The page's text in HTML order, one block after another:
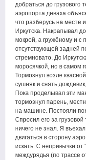
добраться до грузового
аэропорта деваха
что разберусь на месте
Иркутска. Накрапывал
мокрой, а гружёному и с
отсутствующей задней
стремновато. До
моросячкой, но в самом
Тормознул возле
сушняк и снять
Пока проделывал эти
тормознул парень,
на машине. Постояли
Спросил его за
ничего не знал. Я
двигаться в сторону
искать. С непривычки
междурядья (по трассе